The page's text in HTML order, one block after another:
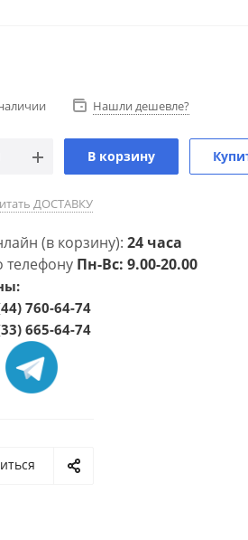
Нашли дешевле?
В корзину
ДОСТАВКУ
(в корзину): 24 часа
телефону Пн-Вс: 9.00-20.00
760-64-74
665-64-74